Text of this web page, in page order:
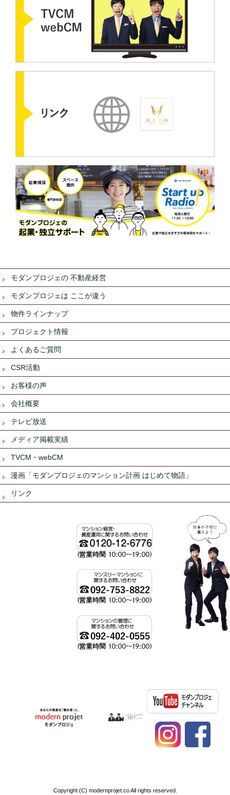
モダンプロジェの 不動産経営
モダンプロジェは ここが違う
物件ラインナップ
プロジェクト情報
よくあるご質問
CSR活動
お客様の声
会社概要
テレビ放送
メディア掲載実績
TVCM・webCM
漫画「モダンプロジェのマンション計画 はじめて物語」
リンク
資産運用、不動産投資ならモダンプロジ
Copyright (C) modernprojet.co All rights reserved.